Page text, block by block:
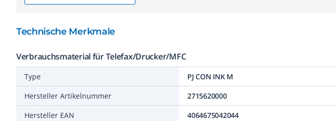
Technische Merkmale
Verbrauchsmaterial für Telefax/Drucker/MFC
Type
PJ CON INK M
Hersteller Artikelnummer
2715620000
Hersteller EAN
4064675042044